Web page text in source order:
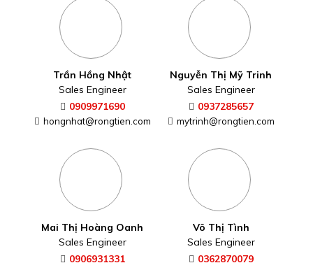
Trần Hồng Nhật
Sales Engineer
0909971690
hongnhat@rongtien.com
Nguyễn Thị Mỹ Trinh
Sales Engineer
0937285657
mytrinh@rongtien.com
Mai Thị Hoàng Oanh
Sales Engineer
0906931331
Võ Thị Tình
Sales Engineer
0362870079